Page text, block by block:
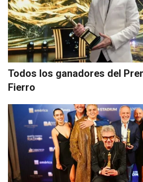
Todos los ganadores del
Fierro